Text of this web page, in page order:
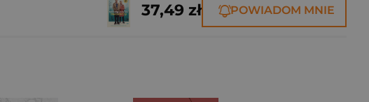
37,49 zł POWIADOM MNIE